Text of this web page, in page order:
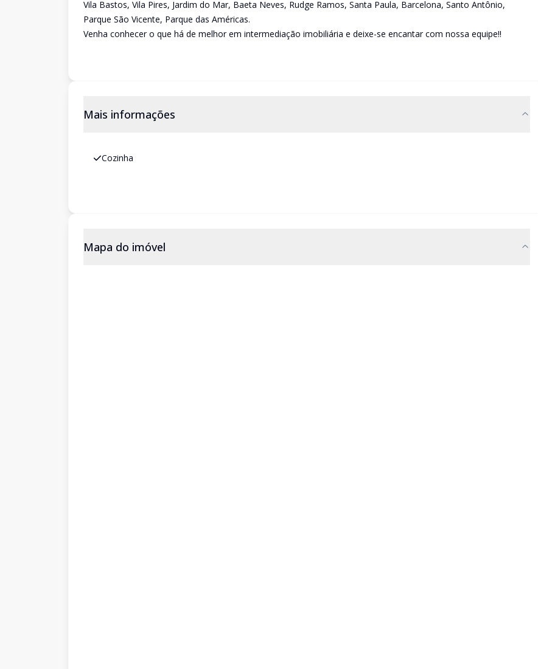
Vila Bastos, Vila Pires, Jardim do Mar, Baeta Neves, Rudge Ramos, Santa Paula, Barcelona, Santo Antônio,
Parque São Vicente, Parque das Américas.
Venha conhecer o que há de melhor em intermediação imobiliária e deixe-se encantar com nossa equipe!!
Mais informações
Cozinha
Mapa do imóvel